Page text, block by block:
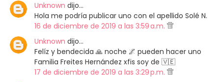
Unknown dijo…
Hola me podría publicar uno con el apellido Solé N.
16 de diciembre de 2019 a las 3:59 a.m.
Unknown dijo…
Felíz y bendecida 🙏 noche 🌌 pueden hacer uno
Familia Freites Hernández xfis soy de 🇻🇪
17 de diciembre de 2019 a las 3:29 p.m.